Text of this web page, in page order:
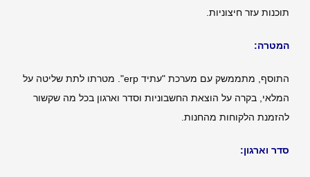
תוכנות עזר חיצוניות.
המטרה:
התוסף, מתממשק עם מערכת "עתיד erp". מטרתו לתת שליטה על
המלאי, בקרה על הוצאת החשבוניות וסדר וארגון בכל מה שקשור
להזמנת הלקוחות מהחנות.
סדר וארגון: